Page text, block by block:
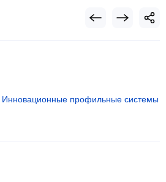
Инновационные профильные системы